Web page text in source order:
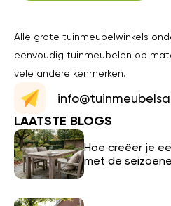
Alle grote tuinmeubelwinkels
eenvoudig tuinmeubelen op
vele andere kenmerken.
LAATSTE BLOGS
Hoe creëer je
met de